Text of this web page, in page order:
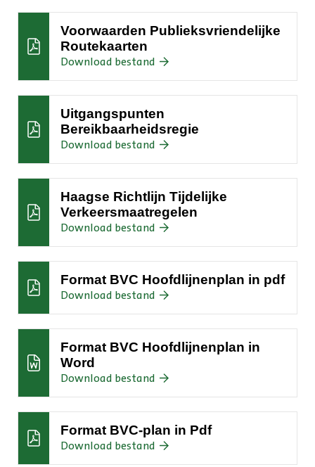
en
beoordelingskader
Voorwaarden Publieksvriendelijke
Routekaarten
Download bestand :Voorwaarden
Routekaarten
Uitgangspunten
Bereikbaarheidsregie
Download bestand :Uitgangspunten
Haagse Richtlijn Tijdelijke
Verkeersmaatregelen
Download bestand :Haagse
Tijdelijke
Verkeersmaatregelen
Format BVC Hoofdlijnenplan in pdf
Download bestand :Format
Hoofdlijnenplan
pdf
Format BVC Hoofdlijnenplan in
Word
Download bestand :Format
Hoofdlijnenplan
Word
Format BVC-plan in Pdf
Download bestand :Format